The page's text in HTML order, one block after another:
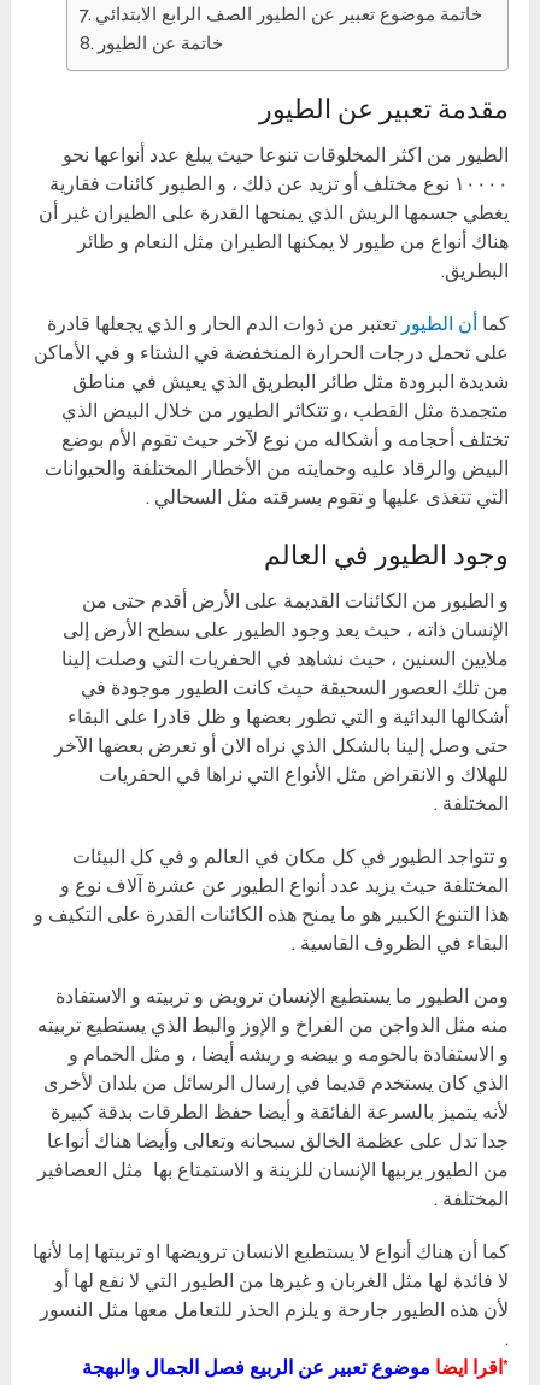
خاتمة موضوع تعبير عن الطيور الصف الرابع الابتدائي
خاتمة عن الطيور
مقدمة تعبير عن الطيور
الطيور من اكثر المخلوقات تنوعا حيث يبلغ عدد أنواعها نحو
١٠٠٠٠ نوع مختلف أو تزيد عن ذلك ، و الطيور كائنات فقارية
يغطي جسمها الريش الذي يمنحها القدرة على الطيران غير أن
هناك أنواع من طيور لا يمكنها الطيران مثل النعام و طائر
البطريق.
كما أن الطيور تعتبر من ذوات الدم الحار و الذي يجعلها قادرة
على تحمل درجات الحرارة المنخفضة في الشتاء و في الأماكن
شديدة البرودة مثل طائر البطريق الذي يعيش في مناطق
متجمدة مثل القطب ،و تتكاثر الطيور من خلال البيض الذي
تختلف أحجامه و أشكاله من نوع لآخر حيث تقوم الأم بوضع
البيض والرقاد عليه وحمايته من الأخطار المختلفة والحيوانات
التي تتغذى عليها و تقوم بسرقته مثل السحالي .
وجود الطيور في العالم
و الطيور من الكائنات القديمة على الأرض أقدم حتى من
الإنسان ذاته ، حيث يعد وجود الطيور على سطح الأرض إلى
ملايين السنين ، حيث نشاهد في الحفريات التي وصلت إلينا
من تلك العصور السحيقة حيث كانت الطيور موجودة في
أشكالها البدائية و التي تطور بعضها و ظل قادرا على البقاء
حتى وصل إلينا بالشكل الذي نراه الان أو تعرض بعضها الآخر
للهلاك و الانقراض مثل الأنواع التي نراها في الحفريات
المختلفة .
و تتواجد الطيور في كل مكان في العالم و في كل البيئات
المختلفة حيث يزيد عدد أنواع الطيور عن عشرة آلاف نوع و
هذا التنوع الكبير هو ما يمنح هذه الكائنات القدرة على التكيف و
البقاء في الظروف القاسية .
ومن الطيور ما يستطيع الإنسان ترويض و تربيته و الاستفادة
منه مثل الدواجن من الفراخ و الإوز والبط الذي يستطيع تربيته
و الاستفادة بالحومه و بيضه و ريشه أيضا ، و مثل الحمام و
الذي كان يستخدم قديما في إرسال الرسائل من بلدان لأخرى
لأنه يتميز بالسرعة الفائقة و أيضا حفظ الطرقات بدقة كبيرة
جدا تدل على عظمة الخالق سبحانه وتعالى وأيضا هناك أنواعا
من الطيور يربيها الإنسان للزينة و الاستمتاع بها مثل العصافير
المختلفة .
كما أن هناك أنواع لا يستطيع الانسان ترويضها او تربيتها إما لأنها
لا فائدة لها مثل الغربان و غيرها من الطيور التي لا نفع لها أو
لأن هذه الطيور جارحة و يلزم الحذر للتعامل معها مثل النسور
.
*اقرا ايضا موضوع تعبير عن الربيع فصل الجمال والبهجة